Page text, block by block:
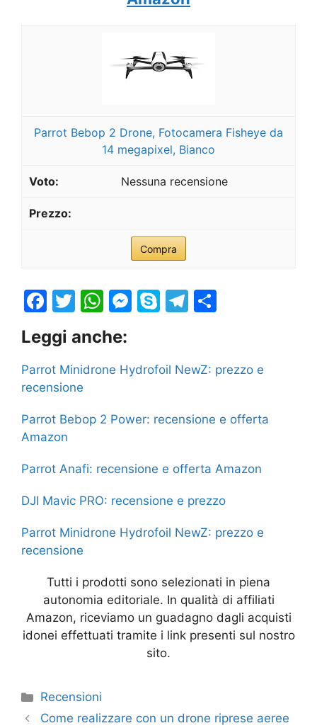
Parrot Bebop 2 Drone, Fotocamera Fisheye da
14 megapixel, Bianco
Nessuna recensione
Compra
F
c
e
b
o
o
k
T
itt
er
W
h
at
s
p
M
s
n
er
S
p
T
gr
m
e
Leggi anche:
Parrot Minidrone Hydrofoil NewZ: prezzo e
recensione
Parrot Bebop 2 Power: recensione e offerta
Amazon
Parrot Anafi: recensione e offerta Amazon
DJI Mavic PRO: recensione e prezzo
Parrot Minidrone Hydrofoil NewZ: prezzo e
recensione
Tutti i prodotti sono selezionati in piena
autonomia editoriale. In qualità di affiliati
Amazon, riceviamo un guadagno dagli acquisti
idonei effettuati tramite i link presenti sul nostro
sito.
Categorie
Recensioni
Come realizzare con un drone riprese aeree